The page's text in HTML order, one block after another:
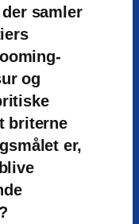
samler
og
briterne
er,